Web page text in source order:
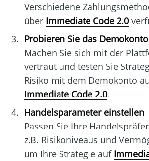
Verschiedene
über Immediate Code 2.0
Probieren Sie das
Machen Sie sich mit der
vertraut und testen Sie
Risiko mit dem Demokonto
Immediate Code 2.0.
Handelsparameter einstellen
Passen Sie Ihre
z.B. Risikoniveaus und
um Ihre Strategie auf